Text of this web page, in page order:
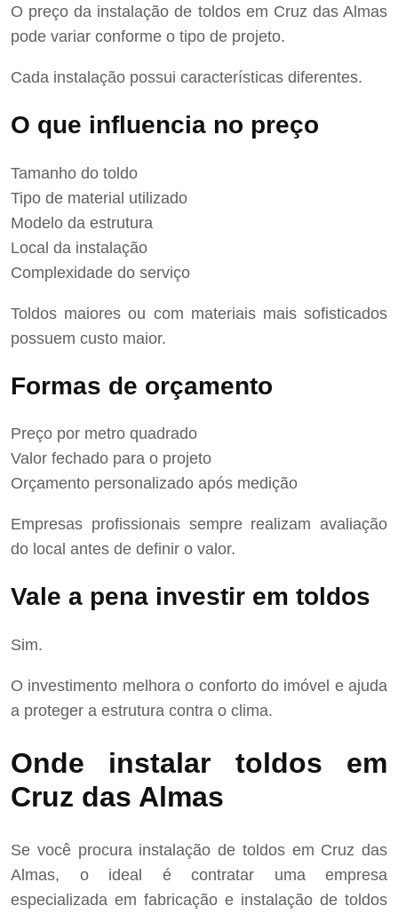
O preço da instalação de toldos em Cruz das Almas
pode variar conforme o tipo de projeto.
Cada instalação possui características diferentes.
O que influencia no preço
Tamanho do toldo
Tipo de material utilizado
Modelo da estrutura
Local da instalação
Complexidade do serviço
Toldos maiores ou com materiais mais sofisticados
possuem custo maior.
Formas de orçamento
Preço por metro quadrado
Valor fechado para o projeto
Orçamento personalizado após medição
Empresas profissionais sempre realizam avaliação
do local antes de definir o valor.
Vale a pena investir em toldos
Sim.
O investimento melhora o conforto do imóvel e ajuda
a proteger a estrutura contra o clima.
Onde instalar toldos em
Cruz das Almas
Se você procura instalação de toldos em Cruz das
Almas, o ideal é contratar uma empresa
especializada em fabricação e instalação de toldos